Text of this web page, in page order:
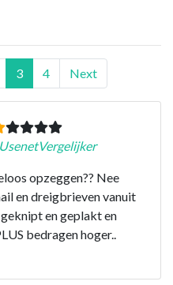
3 4 Next
UsenetVergelijker
opzeggen?? Nee
en dreigbrieven vanuit
en geplakt en
bedragen hoger..